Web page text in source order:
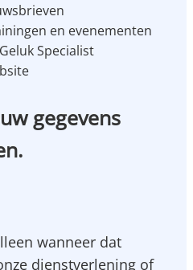
en evenementen
Specialist
gegevens
wanneer dat
dienstverlening of